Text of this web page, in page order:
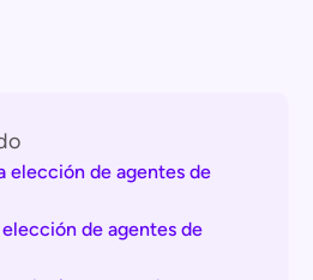
elección de agentes de
de agentes de